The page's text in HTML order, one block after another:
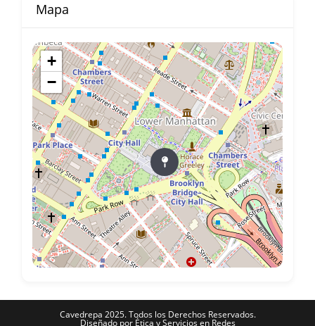
Mapa
+
−
Cavedrepa 2025. Todos los Derechos Reservados.
Diseñado por Ética y Servicios en Redes